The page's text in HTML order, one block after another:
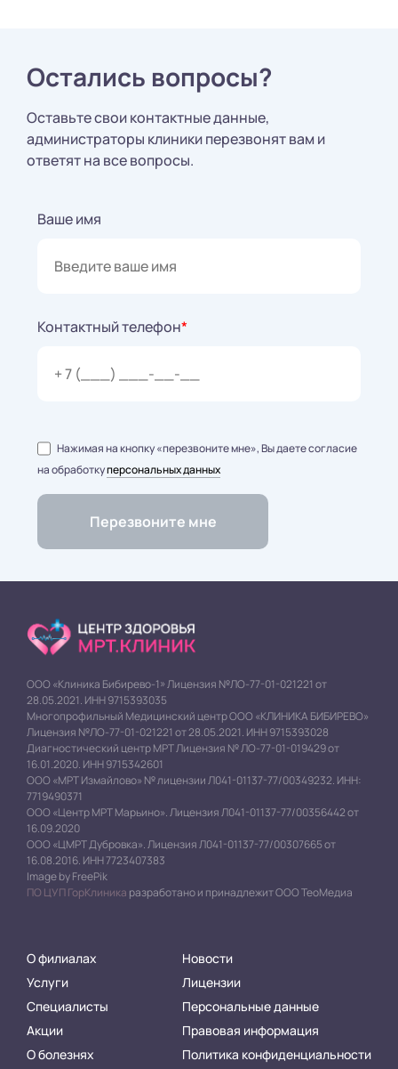
Остались вопросы?
Оставьте свои контактные данные,
администраторы клиники перезвонят вам и
ответят на все вопросы.
Ваше имя
Контактный телефон*
Нажимая на кнопку «перезвоните мне», Вы даете согласие
на обработкуперсональных данных
ООО «Клиника Бибирево-1» Лицензия №ЛО-77-01-021221 от
28.05.2021. ИНН 9715393035
Многопрофильный Медицинский центр ООО «КЛИНИКА БИБИРЕВО»
Лицензия №ЛО-77-01-021221 от 28.05.2021. ИНН 9715393028
Диагностический центр МРТ Лицензия № ЛО-77-01-019429 от
16.01.2020. ИНН 9715342601
ООО «МРТ Измайлово» № лицензии Л041-01137-77/00349232. ИНН:
7719490371
ООО «Центр МРТ Марьино». Лицензия Л041-01137-77/00356442 от
16.09.2020
ООО «ЦМРТ Дубровка». Лицензия Л041-01137-77/00307665 от
16.08.2016. ИНН 7723407383
Image by FreePik
ПО ЦУП ГорКлиника разработано и принадлежит ООО ТеоМедиа
О филиалах
Услуги
Специалисты
Акции
О болезнях
Новости
Лицензии
Персональные данные
Правовая информация
Политика конфиденциальности